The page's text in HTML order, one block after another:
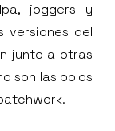
joggers y
versiones del
junto a otras
son las polos